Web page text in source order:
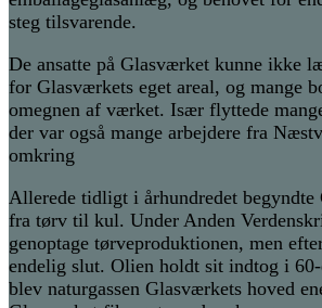
steg tilsvarende.
De ansatte på Glasværket kunne ikke
for Glasværkets eget areal, og mange
omegnen af værket. Især flyttede
der var også mange arbejdere fra
omkring
Allerede tidligt i århundredet begyndte
fra tørv til kul. Under Anden
genoptage tørveproduktionen, men
endelig slut. Olien holdt sit indtog i
blev naturgassen Glasværkets hoved